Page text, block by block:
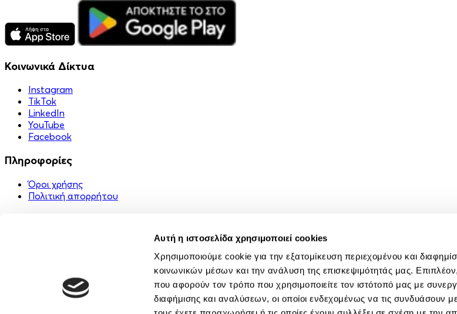
Αυτή η ιστοσελίδα χρησιμοποιεί cookies
Χρησιμοποιούμε cookie για την εξατομίκευση περιεχομένου και
κοινωνικών μέσων και την ανάλυση της επισκεψιμότητάς μας.
που αφορούν τον τρόπο που χρησιμοποιείτε τον ιστότοπό μας με
διαφήμισης και αναλύσεων, οι οποίοι ενδεχομένως να τις συνδυάσουν
Κοινωνικά Δίκτυα
Instagram
TikTok
LinkedIn
YouTube
Facebook
Πληροφορίες
Όροι χρήσης
Πολιτική απορρήτου
Επικοινωνία
Σχετικά με εμάς